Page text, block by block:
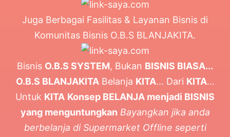
Juga Berbagai Fasilitas & Layanan Bisnis di
Komunitas Bisnis O.B.S BLANJAKITA.
Bisnis O.B.S SYSTEM, Bukan BISNIS BIASA...
O.B.S BLANJAKITABelanja KITA... Dari KITA...
Untuk KITA Konsep BELANJA menjadi BISNIS
yang menguntungkan Bayangkan jika anda
berbelanja di Supermarket Offline seperti